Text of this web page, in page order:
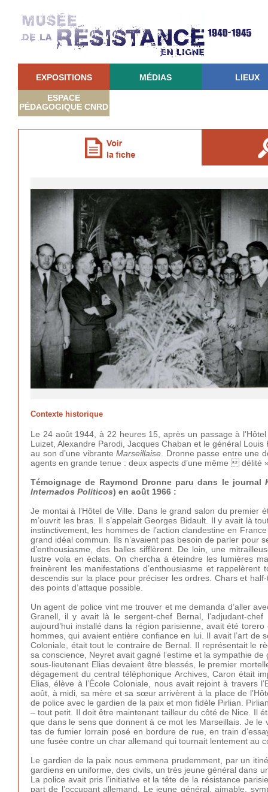
EXPOSITIONS MÉDIAS LIEUX
ESPACE
PÉDAGOGIQUE CNRD
Contexte historique
Le 24 août 1944, à 22 heures 15, après un passage à
Luizet, Alexandre Parodi, Jacques Chaban et le général
au son d’une vibranteMarseillaise . Dronne passe entre une
agents en grande tenue : deux aspects d’une même  délité
Témoignage de Raymond Dronne paru dans le journal
Internados Políticos) en août 1966 :
Je montai à l’Hôtel de Ville. Dans le grand salon du
m’ouvrit les bras. Il s’appelait Georges Bidault. Il y avait là
instinctivement, les hommes de l’action clandestine en
grand idéal commun. Ils n’avaient pas besoin de parler pour
d’enthousiasme, des balles sifflèrent. De loin, une
lustre vola en éclats. On chercha à éteindre les lumières
freinèrent les manifestations d’enthousiasme et
descendis sur la place pour préciser les ordres. Chars et
des points d’attaque possible.
Un agent de police vint me trouver et me demanda d’aller
Granell, il y avait là le sergent-chef Bernal, l’adjudant-
aujourd’hui installé dans la région parisienne, avait été
hommes, qui avaient entière confiance en lui. Il avait l’art de
Coloniale, était tout le contraire de Bernal. Il représentait le
sa conscience, Neyret avait gagné l’estime et la sympathie
sous-lieutenant Elias devaient être blessés, le premier
dégagement du central téléphonique Archives, Caron était
Elias, élève à l’École Coloniale, nous avait rejoint à travers
août, à midi, sa mère et sa sœur arrivèrent à la place de
de police avec le gardien de la paix et mon fidèle Pirlian.
– tout petit. Il doit être maintenant tailleur du côté de Nice. Il
que dans le sens que donnent à ce mot les Marseillais. Je
tas de fumier lorrain posé en bordure de rue, en train
une fusée contre un char allemand qui tournait lentement au
Le gardien de la paix nous emmena prudemment, par un
gardiens en uniforme, des civils, un très jeune général dans
La police avait pris l’initiative et la tête de la résistance
part de l’occupant allemand. Le jeune général, aimable,